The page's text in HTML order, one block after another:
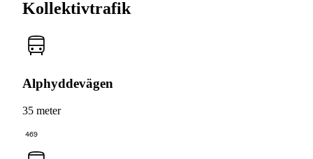
Kollektivtrafik
Alphyddevägen
35 meter
469